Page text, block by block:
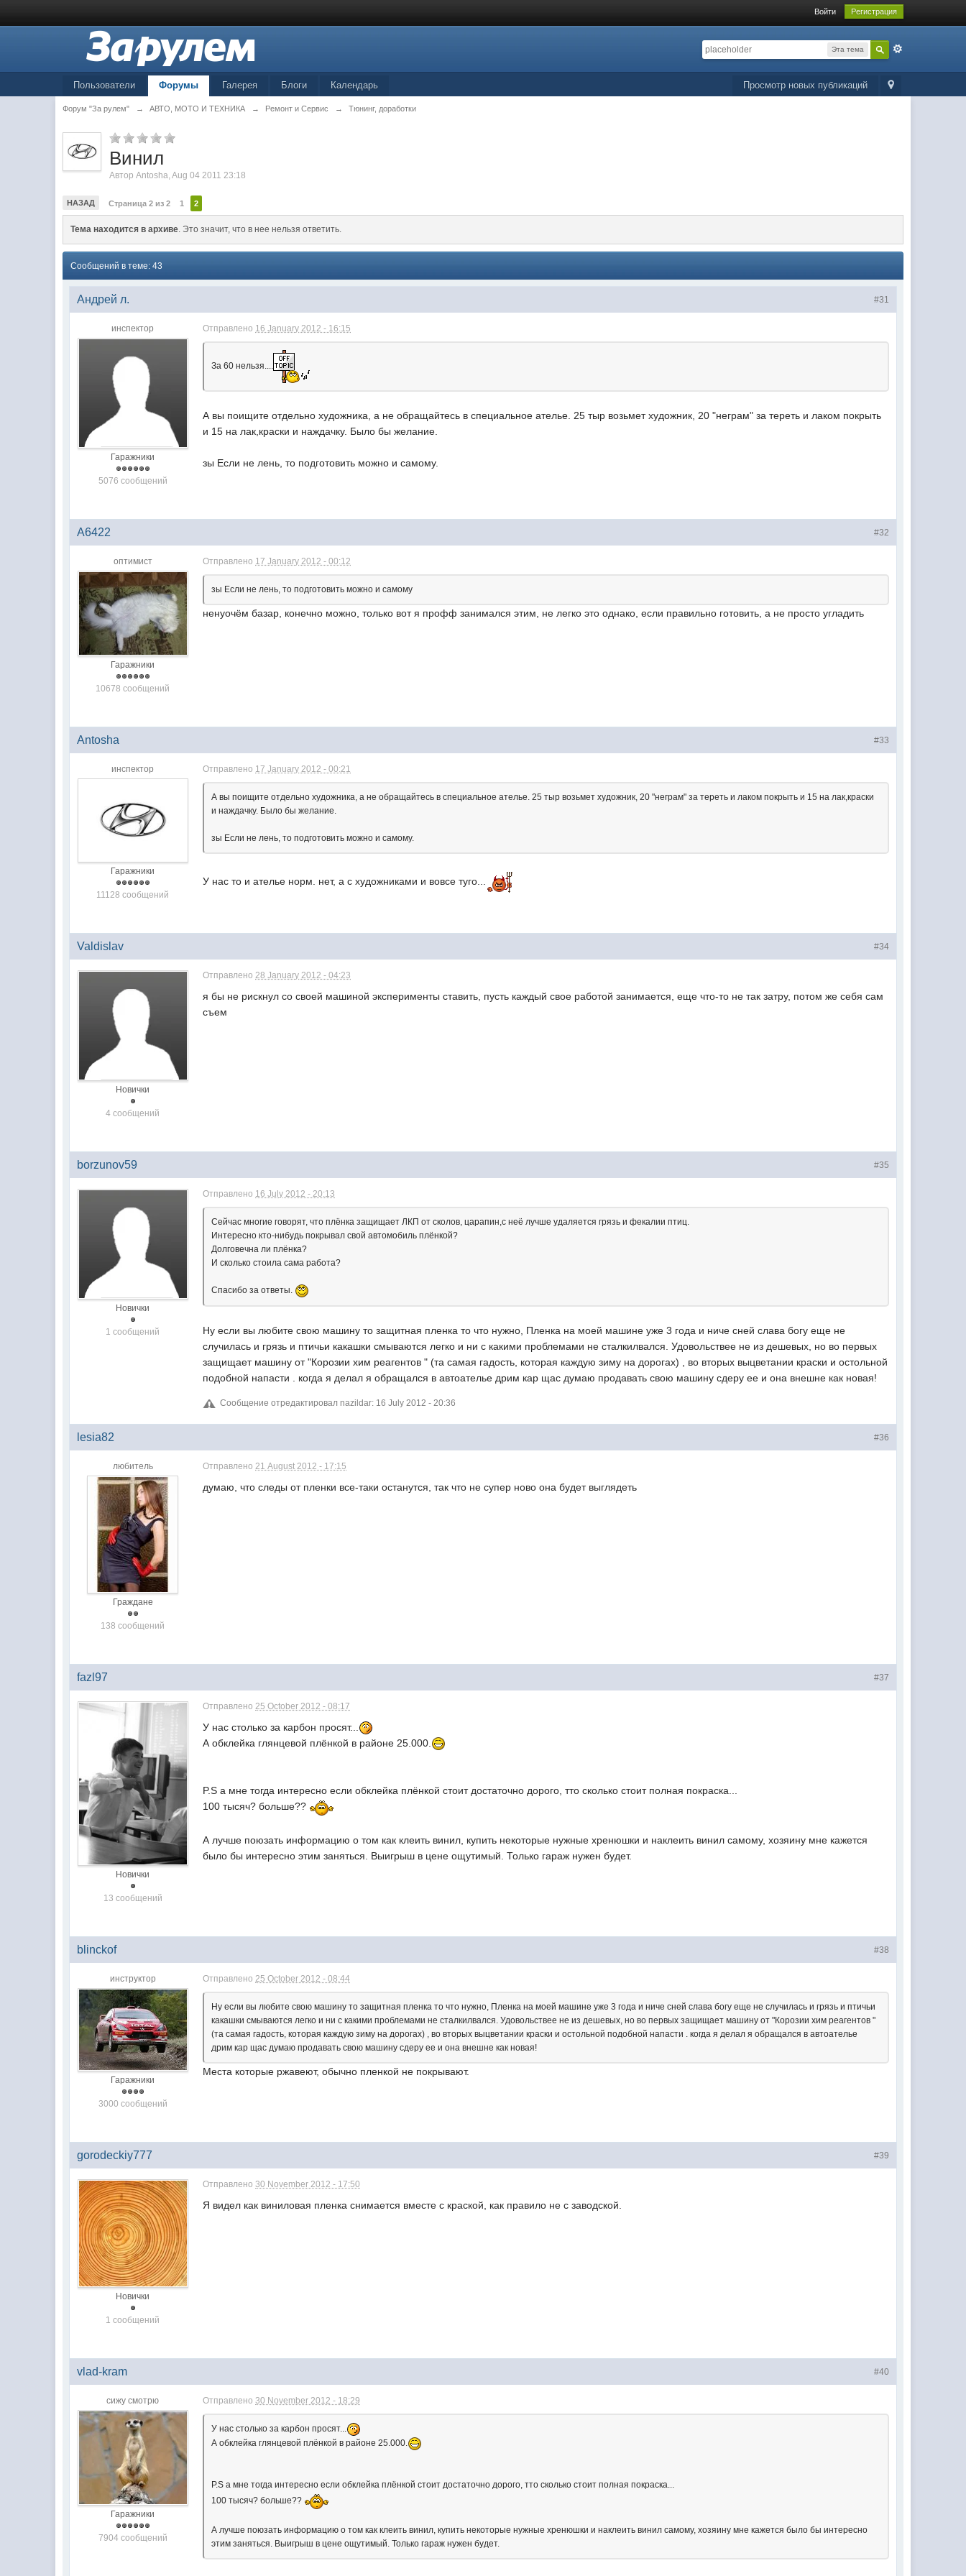
Войти Регистрация
Эта тема
Просмотр новых публикаций
Пользователи Форумы Галерея Блоги Календарь
Форум "За рулем" → АВТО, МОТО И ТЕХНИКА → Ремонт и Сервис → Тюнинг, доработки
Винил
АвторAntosha,Aug 04 2011 23:18
НАЗАД Страница 2 из 2 1 2
Тема находится в архиве. Это значит, что в нее нельзя ответить.
Сообщений в теме: 43
#31
Андрей л.
инспектор
Гаражники
5076 сообщений
Отправлено 16 January 2012 - 16:15
За 60 нельзя....
А вы поищите отдельно художника, а не обращайтесь в специальное ателье. 25 тыр возьмет художник, 20 "неграм" за тереть и лаком покрыть
и 15 на лак,краски и наждачку. Было бы желание.
зы Если не лень, то подготовить можно и самому.
#32
А6422
оптимист
Гаражники
10678 сообщений
Отправлено 17 January 2012 - 00:12
зы Если не лень, то подготовить можно и самому
ненуочём базар, конечно можно, только вот я профф занимался этим, не легко это однако, если правильно готовить, а не просто угладить
#33
Antosha
инспектор
Гаражники
11128 сообщений
Отправлено 17 January 2012 - 00:21
А вы поищите отдельно художника, а не обращайтесь в специальное ателье. 25 тыр возьмет художник, 20 "неграм" за тереть и лаком покрыть и 15 на лак,краски
и наждачку. Было бы желание.
зы Если не лень, то подготовить можно и самому.
У нас то и ателье норм. нет, а с художниками и вовсе туго...
#34
Valdislav
Новички
4 сообщений
Отправлено28 January 2012 - 04:23
я бы не рискнул со своей машиной эксперименты ставить, пусть каждый свое работой занимается, еще что-то не так затру, потом же себя сам
съем
#35
borzunov59
Новички
1 сообщений
Отправлено 16 July 2012 - 20:13
Сейчас многие говорят, что плёнка защищает ЛКП от сколов, царапин,с неё лучше удаляется грязь и фекалии птиц.
Интересно кто-нибудь покрывал свой автомобиль плёнкой?
Долговечна ли плёнка?
И сколько стоила сама работа?
Спасибо за ответы.
Ну если вы любите свою машину то защитная пленка то что нужно, Пленка на моей машине уже 3 года и ниче сней слава богу еще не
случилась и грязь и птичьи какашки смываются легко и ни с какими проблемами не сталкилвался. Удовольствее не из дешевых, но во первых
защищает машину от "Корозии хим реагентов " (та самая гадость, которая каждую зиму на дорогах) , во вторых выцветании краски и остольной
подобной напасти . когда я делал я обращался в автоателье дрим кар щас думаю продавать свою машину сдеру ее и она внешне как новая!
Сообщение отредактировал nazildar: 16 July 2012 - 20:36
#36
lesia82
любитель
Граждане
138 сообщений
Отправлено21 August 2012 - 17:15
думаю, что следы от пленки все-таки останутся, так что не супер ново она будет выглядеть
#37
fazl97
Новички
13 сообщений
Отправлено25 October 2012 - 08:17
У нас столько за карбон просят...
А обклейка глянцевой плёнкой в районе 25.000.
P.S а мне тогда интересно если обклейка плёнкой стоит достаточно дорого, тто сколько стоит полная покраска...
100 тысяч? больше??
А лучше поюзать информацию о том как клеить винил, купить некоторые нужные хренюшки и наклеить винил самому, хозяину мне кажется
было бы интересно этим заняться. Выигрыш в цене ощутимый. Только гараж нужен будет.
#38
blinckof
инструктор
Гаражники
3000 сообщений
Отправлено25 October 2012 - 08:44
Ну если вы любите свою машину то защитная пленка то что нужно, Пленка на моей машине уже 3 года и ниче сней слава богу еще не случилась и грязь и птичьи
какашки смываются легко и ни с какими проблемами не сталкилвался. Удовольствее не из дешевых, но во первых защищает машину от "Корозии хим реагентов "
(та самая гадость, которая каждую зиму на дорогах) , во вторых выцветании краски и остольной подобной напасти . когда я делал я обращался в автоателье
дрим кар щас думаю продавать свою машину сдеру ее и она внешне как новая!
Места которые ржавеют, обычно пленкой не покрывают.
#39
gorodeckiy777
Новички
1 сообщений
Отправлено30 November 2012 - 17:50
Я видел как виниловая пленка снимается вместе с краской, как правило не с заводской.
#40
vlad-kram
сижу смотрю
Гаражники
7904 сообщений
Отправлено30 November 2012 - 18:29
У нас столько за карбон просят...
А обклейка глянцевой плёнкой в районе 25.000.
P.S а мне тогда интересно если обклейка плёнкой стоит достаточно дорого, тто сколько стоит полная покраска...
100 тысяч? больше??
А лучше поюзать информацию о том как клеить винил, купить некоторые нужные хренюшки и наклеить винил самому, хозяину мне кажется было бы интересно
этим заняться. Выигрыш в цене ощутимый. Только гараж нужен будет.